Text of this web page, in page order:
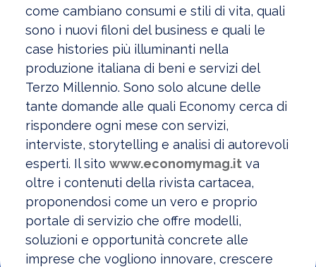
come cambiano consumi e stili di vita, quali
sono i nuovi filoni del business e quali le
case histories più illuminanti nella
produzione italiana di beni e servizi del
Terzo Millennio. Sono solo alcune delle
tante domande alle quali Economy cerca di
rispondere ogni mese con servizi,
interviste, storytelling e analisi di autorevoli
esperti. Il sito www.economymag.it va
oltre i contenuti della rivista cartacea,
proponendosi come un vero e proprio
portale di servizio che offre modelli,
soluzioni e opportunità concrete alle
imprese che vogliono innovare, crescere